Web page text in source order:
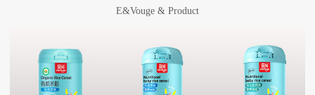
E&Vouge & Product